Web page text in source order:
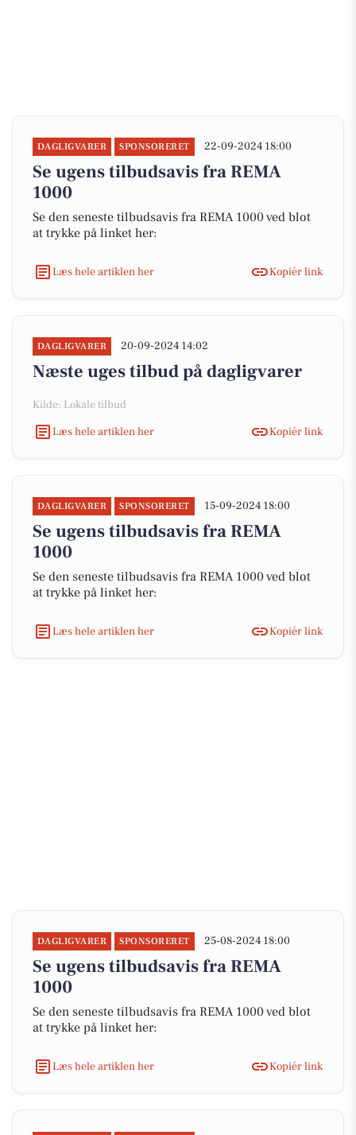
DAGLIGVARER SPONSORERET 22-09-2024 18:00
Se ugens tilbudsavis fra REMA
1000
Se den seneste tilbudsavis fra REMA 1000 ved blot
at trykke på linket her:
Læs hele artiklen her Kopiér link
DAGLIGVARER 20-09-2024 14:02
Næste uges tilbud på dagligvarer
Kilde: Lokale tilbud
Læs hele artiklen her
Kopiér link
DAGLIGVARER SPONSORERET 15-09-2024 18:00
Se ugens tilbudsavis fra REMA
1000
Se den seneste tilbudsavis fra REMA 1000 ved blot
at trykke på linket her:
Læs hele artiklen her Kopiér link
DAGLIGVARER SPONSORERET 25-08-2024 18:00
Se ugens tilbudsavis fra REMA
1000
Se den seneste tilbudsavis fra REMA 1000 ved blot
at trykke på linket her:
Læs hele artiklen her Kopiér link